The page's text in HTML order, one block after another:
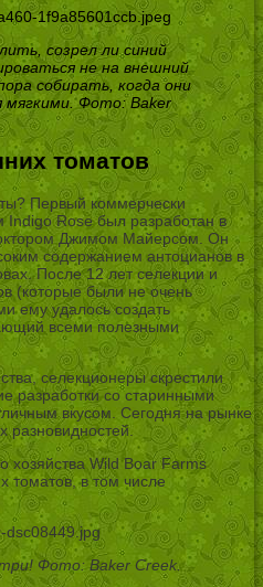
созрел ли синий
не на внешний
собирать, когда они
мягкими. Фото: Baker
томатов
Первый коммерчески
Indigo Rose был разработан в
Джимом Майерсом. Он
содержанием антоцианов в
После 12 лет селекции и
(которые были не очень
ему удалось создать
всеми полезными
селекционеры скрестили
разработки со старинными
вкусом. Сегодня на рынке
разновидностей.
хозяйства Wild Boar Farms
томатов, в том числе
Фото: Baker Creek.